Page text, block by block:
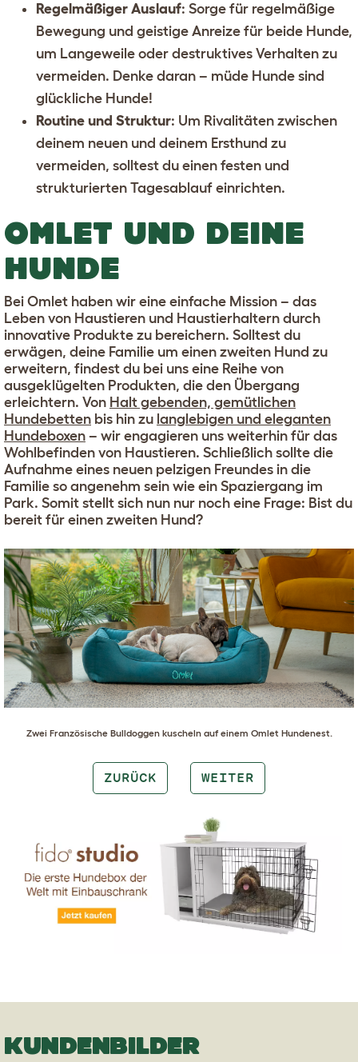
Regelmäßiger Auslauf: Sorge für regelmäßige
Bewegung und geistige Anreize für beide Hunde,
um Langeweile oder destruktives Verhalten zu
vermeiden. Denke daran – müde Hunde sind
glückliche Hunde!
Routine und Struktur: Um Rivalitäten zwischen
deinem neuen und deinem Ersthund zu
vermeiden, solltest du einen festen und
strukturierten Tagesablauf einrichten.
OMLET UND DEINE
HUNDE
Bei Omlet haben wir eine einfache Mission – das
Leben von Haustieren und Haustierhaltern durch
innovative Produkte zu bereichern. Solltest du
erwägen, deine Familie um einen zweiten Hund zu
erweitern, findest du bei uns eine Reihe von
ausgeklügelten Produkten, die den Übergang
erleichtern. Von Halt gebenden, gemütlichen
Hundebetten bis hin zu langlebigen und eleganten
Hundeboxen – wir engagieren uns weiterhin für das
Wohlbefinden von Haustieren. Schließlich sollte die
Aufnahme eines neuen pelzigen Freundes in die
Familie so angenehm sein wie ein Spaziergang im
Park. Somit stellt sich nun nur noch eine Frage: Bist du
bereit für einen zweiten Hund?
Zwei Französische Bulldoggenkuscheln auf einem Omlet Hundenest.
ZURÜCK WEITER
KUNDENBILDER